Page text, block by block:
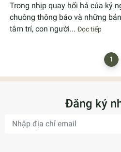
Trong nhịp quay hối hả của kỷ
chuông thông báo và những
tâm trí, con người... Đọc tiếp
1
Đăng ký